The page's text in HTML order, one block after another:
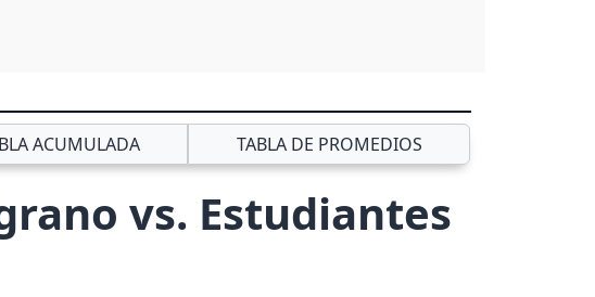
ACUMULADA TABLA DE PROMEDIOS
vs. Estudiantes